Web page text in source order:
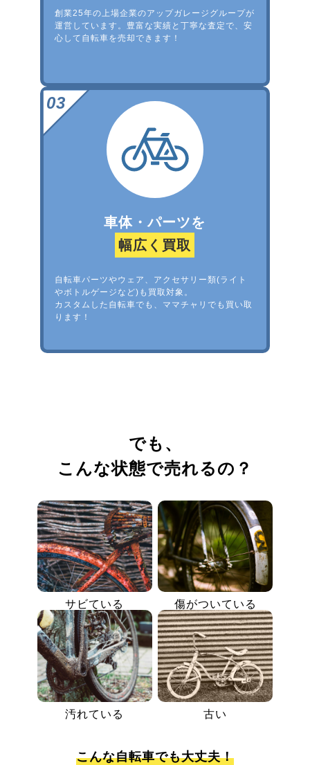
創業25年の上場企業のアップガレージグループが
運営しています。豊富な実績と丁寧な査定で、安
心して自転車を売却できます！
車体・パーツを
幅広く買取
自転車パーツやウェア、アクセサリー類(ライト
やボトルゲージなど)も買取対象。
カスタムした自転車でも、ママチャリでも買い取
ります！
でも、
こんな状態で売れるの？
サビている 傷がついている
汚れている 古い
こんな自転車でも大丈夫！